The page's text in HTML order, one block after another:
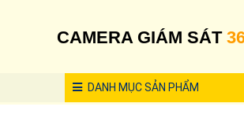
CAMERA GIÁM SÁT
DANH MỤCSẢN PHẨM